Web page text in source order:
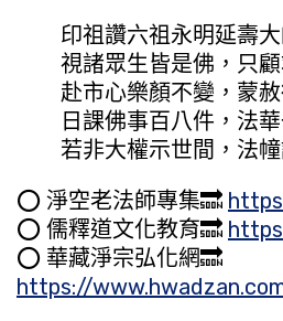
印祖讚六祖永明延壽大
視諸眾生皆是佛，只顧
赴市心樂顏不變，蒙赦
日課佛事百八件，法華
若非大權示世間，法幢
⭕️ 淨空老法師專集🔜
⭕️ 儒釋道文化教育🔜
⭕️ 華藏淨宗弘化網🔜
https://